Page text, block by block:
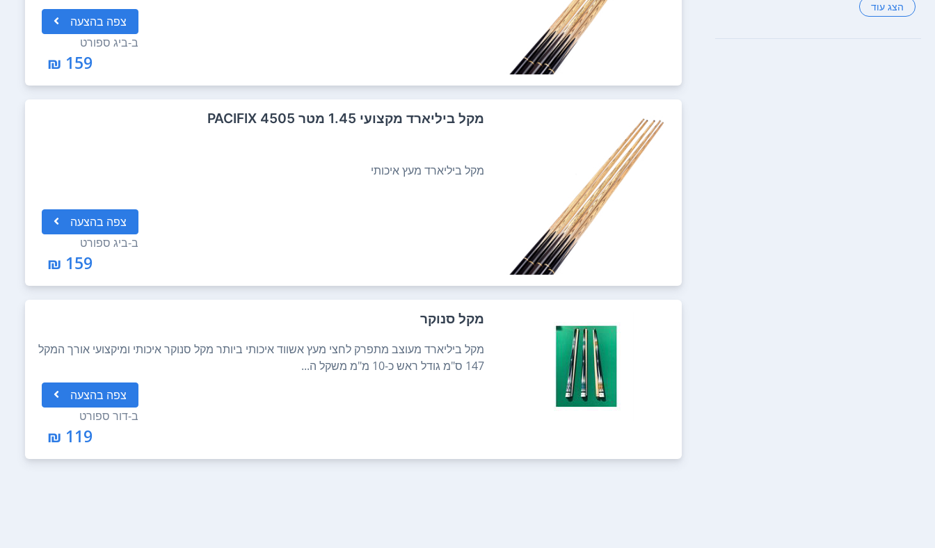
הצג עוד
צפה בהצעה
ב-ביג ספורט
159 ₪
מקל ביליארד מקצועי 1.45 מטר 4505 PACIFIX
מקל ביליארד מעץ איכותי
צפה בהצעה
ב-ביג ספורט
159 ₪
מקל סנוקר
מקל ביליארד מעוצב מתפרק לחצי מעץ אשווד איכותי ביותר מקל סנוקר איכותי ומיקצועי אורך המקל
147 ס"מ גודל ראש כ-10 מ"מ משקל ה...
צפה בהצעה
ב-דור ספורט
119 ₪